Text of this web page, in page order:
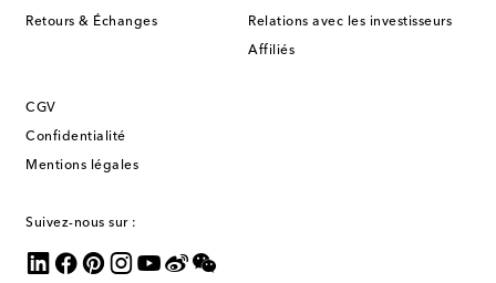
Retours & Échanges Relations avec les investisseurs
Affiliés
CGV
Confidentialité
Mentions légales
Suivez-nous sur :